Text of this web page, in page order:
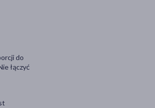
do
łączyć